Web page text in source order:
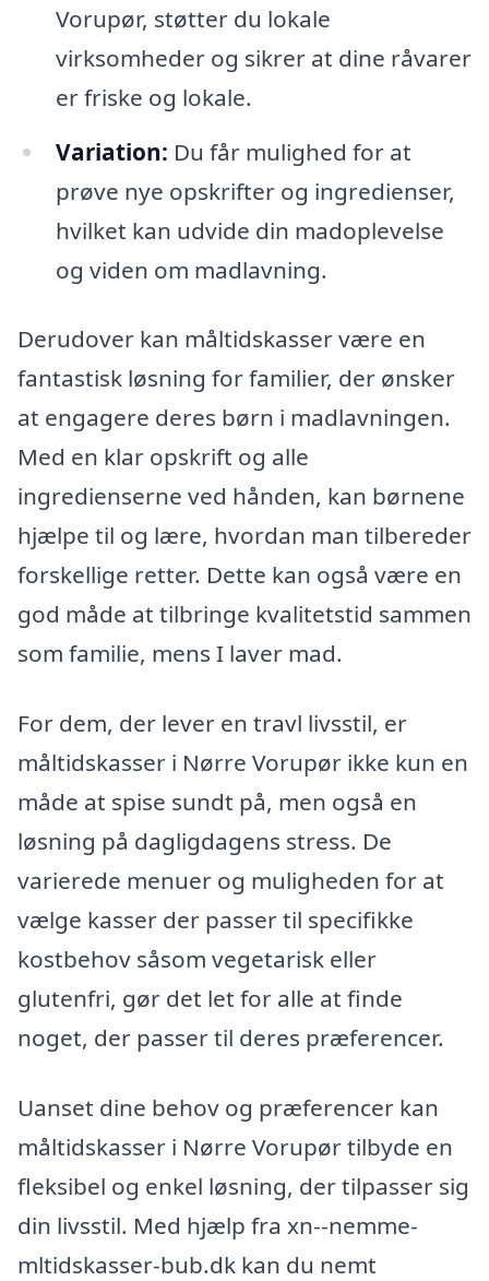
Vorupør, støtter du lokale
virksomheder og sikrer at dine råvarer
er friske og lokale.
Variation: Du får mulighed for at
prøve nye opskrifter og ingredienser,
hvilket kan udvide din madoplevelse
og viden om madlavning.
Derudover kan måltidskasser være en
fantastisk løsning for familier, der ønsker
at engagere deres børn i madlavningen.
Med en klar opskrift og alle
ingredienserne ved hånden, kan børnene
hjælpe til og lære, hvordan man tilbereder
forskellige retter. Dette kan også være en
god måde at tilbringe kvalitetstid sammen
som familie, mens I laver mad.
For dem, der lever en travl livsstil, er
måltidskasser i Nørre Vorupør ikke kun en
måde at spise sundt på, men også en
løsning på dagligdagens stress. De
varierede menuer og muligheden for at
vælge kasser der passer til specifikke
kostbehov såsom vegetarisk eller
glutenfri, gør det let for alle at finde
noget, der passer til deres præferencer.
Uanset dine behov og præferencer kan
måltidskasser i Nørre Vorupør tilbyde en
fleksibel og enkel løsning, der tilpasser sig
din livsstil. Med hjælp fra xn--nemme-
mltidskasser-bub.dk kan du nemt